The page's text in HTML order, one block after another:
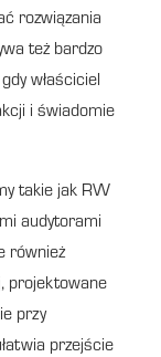
rozwiązania
też bardzo
właściciel
i świadomie
takie jak RW
audytorami
również
projektowane
przy
przejście